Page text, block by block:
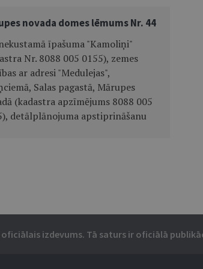
novada domes lēmums Nr. 44
īpašuma "Kamoliņi"
Nr. 8088 005 0155), zemes
ar adresi "Medulejas",
Salas pagastā, Mārupes
(kadastra apzīmējums 8088 005
detālplānojuma apstiprināšanu
izdevums. Tā saturs ir oficiālā